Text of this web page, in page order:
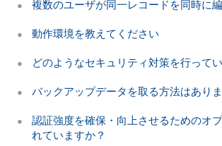
複数のユーザが同一レコードを同時に
動作環境を教えてください
どのようなセキュリティ対策を行って
バックアップデータを取る方法はあり
認証強度を確保・向上させるためのオ
れていますか？